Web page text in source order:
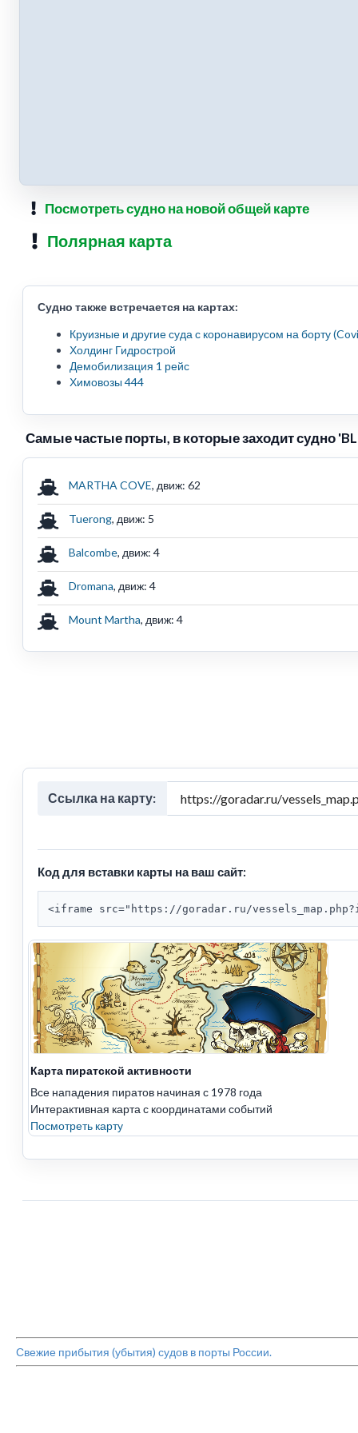
Посмотреть судно на новой общей карте
Полярная карта
Судно также встречается на картах:
Круизные и другие суда с коронавирусом на борту
Холдинг Гидрострой
Демобилизация 1 рейс
Химовозы 444
Самые частые порты, в которые заходит судно
MARTHA COVE, движ: 62
Tuerong, движ: 5
Balcombe, движ: 4
Dromana, движ: 4
Mount Martha, движ: 4
Ссылка на карту:
Код для вставки карты на ваш сайт:
<iframe src="https://goradar.ru/
Карта пиратской активности
Все нападения пиратов начиная с 1978 года
Интерактивная карта с координатами событий
Посмотреть карту
Свежие прибытия (убытия) судов в порты России.